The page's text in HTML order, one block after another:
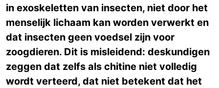
in exoskeletten van insecten, niet door het
menselijk lichaam kan worden verwerkt en
dat insecten geen voedsel zijn voor
zoogdieren. Dit is misleidend: deskundigen
zeggen dat zelfs als chitine niet volledig
wordt verteerd, dat niet betekent dat het